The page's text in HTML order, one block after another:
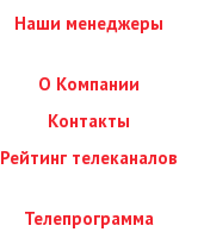
Наши менеджеры
О Компании
Контакты
Рейтинг телеканалов
Телепрограмма